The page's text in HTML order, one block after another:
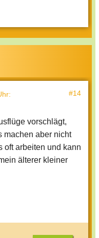
: #14
vorschlägt,
machen aber nicht
oft arbeiten und kann
älterer kleiner